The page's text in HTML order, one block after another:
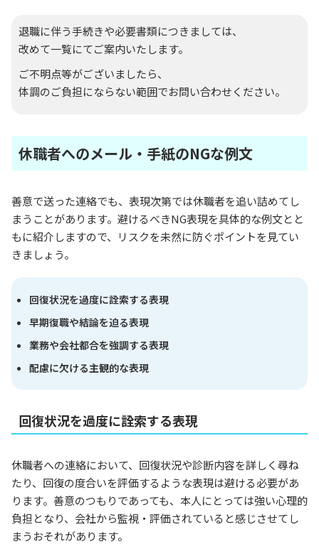
退職に伴う手続きや必要書類につきましては、
改めて一覧にてご案内いたします。
ご不明点等がございましたら、
体調のご負担にならない範囲でお問い合わせください。
休職者へのメール・手紙のNGな例文
善意で送った連絡でも、表現次第では休職者を追い詰めてし
まうことがあります。避けるべきNG表現を具体的な例文とと
もに紹介しますので、リスクを未然に防ぐポイントを見てい
きましょう。
回復状況を過度に詮索する表現
早期復職や結論を迫る表現
業務や会社都合を強調する表現
配慮に欠ける主観的な表現
回復状況を過度に詮索する表現
休職者への連絡において、回復状況や診断内容を詳しく尋ね
たり、回復の度合いを評価するような表現は避ける必要があ
ります。善意のつもりであっても、本人にとっては強い心理的
負担となり、会社から監視・評価されていると感じさせてし
まうおそれがあります。